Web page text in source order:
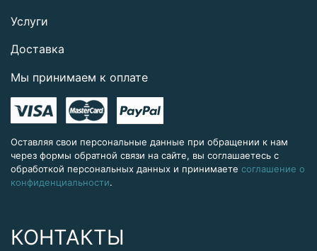
Услуги
Доставка
Мы принимаем к оплате
Оставляя свои персональные данные при обращении к нам
через формы обратной связи на сайте, вы соглашаетесь с
обработкой персональных данных и принимаете соглашение о
конфиденциальности.
КОНТАКТЫ